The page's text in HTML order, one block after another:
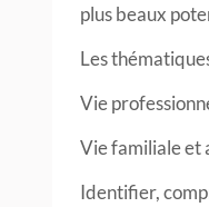
plus beaux
Les
Vie
Vie familiale et
Identifier,